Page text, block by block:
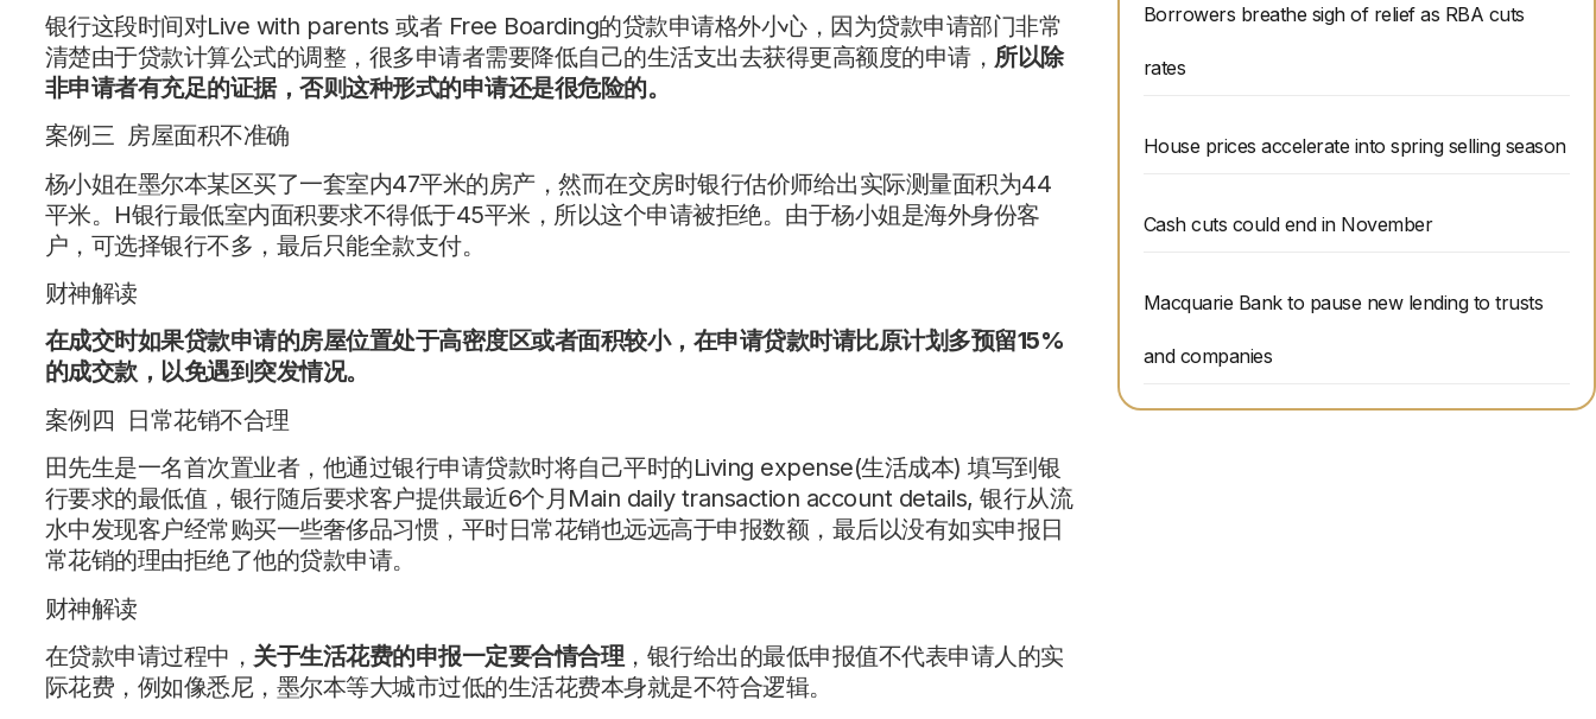
银行这段时间对Live with parents 或者 Free Boarding的贷款申请格外小心，因为贷款申请部门非常
清楚由于贷款计算公式的调整，很多申请者需要降低自己的生活支出去获得更高额度的申请， 所以除
非申请者有充足的证据，否则这种形式的申请还是很危险的。
案例三 房屋面积不准确
杨小姐在墨尔本某区买了一套室内47平米的房产，然而在交房时银行估价师给出实际测量面积为44
平米。H银行最低室内面积要求不得低于45平米，所以这个申请被拒绝。由于杨小姐是海外身份客
户，可选择银行不多，最后只能全款支付。
财神解读
在成交时如果贷款申请的房屋位置处于高密度区或者面积较小，在申请贷款时请比原计划多预留15%
的成交款，以免遇到突发情况。
案例四 日常花销不合理
田先生是一名首次置业者，他通过银行申请贷款时将自己平时的Living expense(生活成本) 填写到银
行要求的最低值，银行随后要求客户提供最近6个月Main daily transaction account details, 银行从流
水中发现客户经常购买一些奢侈品习惯，平时日常花销也远远高于申报数额，最后以没有如实申报日
常花销的理由拒绝了他的贷款申请。
财神解读
在贷款申请过程中， 关于生活花费的申报一定要合情合理 ，银行给出的最低申报值不代表申请人的实
际花费，例如像悉尼，墨尔本等大城市过低的生活花费本身就是不符合逻辑。
Borrowers breathe sigh of relief as RBA cuts
rates
House prices accelerate into spring selling season
Cash cuts could end in November
Macquarie Bank to pause new lending to trusts
and companies